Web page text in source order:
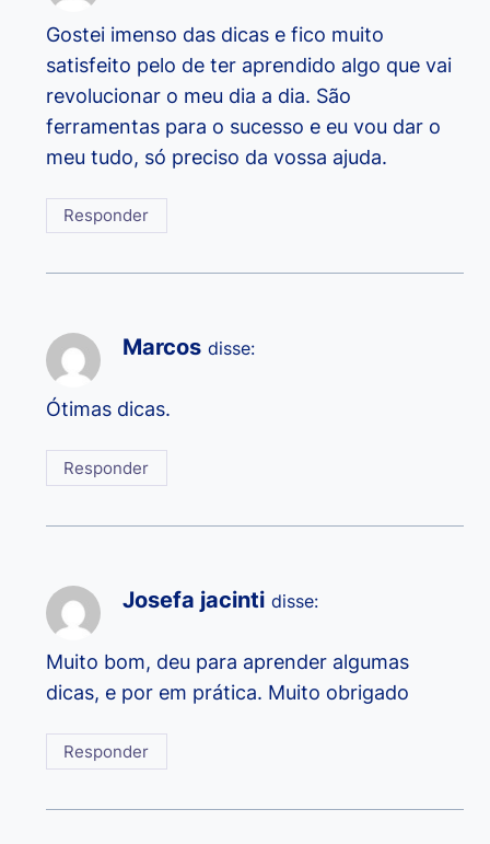
Gostei imenso das dicas e fico muito
satisfeito pelo de ter aprendido algo que vai
revolucionar o meu dia a dia. São
ferramentas para o sucesso e eu vou dar o
meu tudo, só preciso da vossa ajuda.
Responder
Marcos disse:
Ótimas dicas.
Responder
Josefa jacinti disse:
Muito bom, deu para aprender algumas
dicas, e por em prática. Muito obrigado
Responder